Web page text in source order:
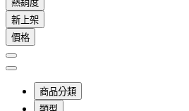
熱銷度
新上架
價格
商品分類